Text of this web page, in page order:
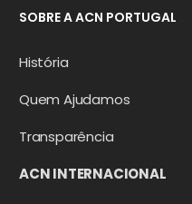
SOBRE A ACN PORTUGAL
História
Quem Ajudamos
Transparência
ACN INTERNACIONAL